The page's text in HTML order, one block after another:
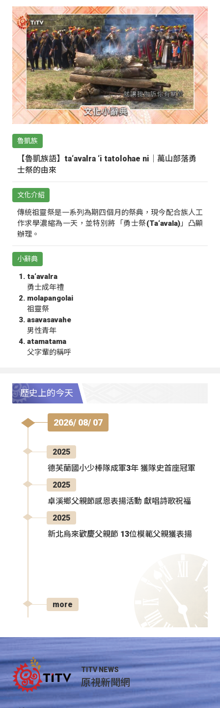
魯凱族
【魯凱族語】ta‘avalra ‘i tatolohae ni｜萬山部落勇
士祭的由來
文化介紹
傳統祖靈祭是一系列為期四個月的祭典，現今配合族人工
作求學濃縮為一天，並特別將「勇士祭(Ta‘avala)」凸顯
辦理。
小辭典
ta‘avalra
勇士成年禮
molapangolai
祖靈祭
asavasavahe
男性青年
atamatama
父字輩的稱呼
歷史上的今天
2026/ 08/ 07
2025
德芙蘭國小少棒隊成軍3年 獲隊史首座冠軍
2025
卓溪鄉父親節感恩表揚活動 獻唱詩歌祝福
2025
新北烏來歡慶父親節 13位模範父親獲表揚
more
TITV NEWS
原視新聞網